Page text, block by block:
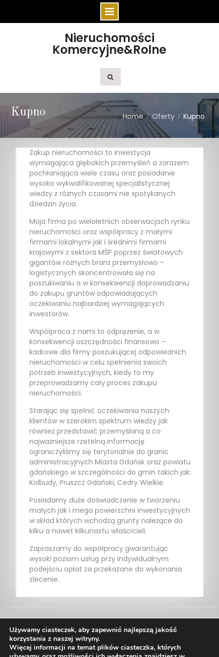
Nieruchomości
Komercyjne&Rolne
Kupno Home Oferty Kupno
Zakup nieruchomości to inwestycja
wymagająca głębokich przemyśleń a zarazem
pochłaniająca wiele czasu oraz posiadanie
wysoko wykwalifikowanej specjalistycznej
wiedzy z różnych czasami nie spotykanych
dziedzin życia.
Moja firma po wieloletnich obserwacjach rynku
nieruchomości oraz współpracy z małymi
firmami lokalnymi jak i średnimi firmami
krajowymi z sektora MŚP poprzez światowych
gigantów różnych branż przemysłowo –
logistycznych skoncentrowała się na
poszukiwaniu a w konsekwencji doprowadzaniu
do zakupu gruntów odpowiadających
oczekiwaniu najbardziej wymagających
inwestorów.
Współpraca z nami to odprężenie, a w
konsekwencji oszczędności finansowo –
kadrowe dla firmy poszukującej odpowiednich
nieruchomości w celu spełnienia swoich
potrzeb inwestycyjnych, kiedy to my
przeprowadzamy cały proces zakupu
nieruchomości.
Starając się spełnić oczekiwania naszych
klientów w szerokim spektrum wiedzy jak
również przedstawić przemyślaną a co
najważniejsze rzetelną informację
ograniczyliśmy się terytorialnie do granic
administracyjnych Miasta Gdańsk oraz powiatu
gdańskiego w szczególności do gmin takich jak:
Kolbudy, Pruszcz Gdański, Cedry Wielkie.
Posiadamy duże doświadczenie w tworzeniu
małych jak i mega powierzchni inwestycyjnych
w skład których wchodzą grunty należące do
kilku a nawet kilkunastu właścicieli.
Zapraszamy do współpracy gwarantując
wysoki poziom usług przy indywidualnym
podejściu opłat za przekazane do wykonania
zlecenie.
Używamy ciasteczek, aby zapewnić najlepszą jakość
korzystania z naszej witryny.
Więcej informacji na temat plików ciasteczka, których